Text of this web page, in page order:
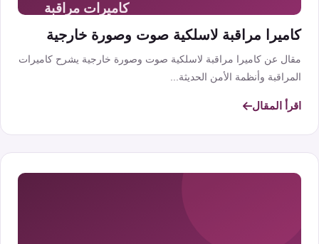
كاميرا مراقبة لاسلكية صوت وصورة خارجية
مقال عن كاميرا مراقبة لاسلكية صوت وصورة خارجية يشرح كاميرات
المراقبة وأنظمة الأمن الحديثة...
اقرأ المقال